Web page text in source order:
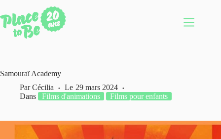
au
contenu
Samouraï Academy
Par Cécilia Le 29 mars 2024
Dans
Films d'animations Films pour enfants